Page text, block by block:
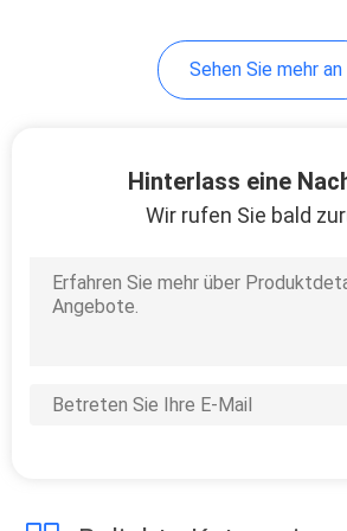
Reise-
Glasflaschen
Sehen Sie mehr an
Hinterlass eine
Wir rufen Sie bald